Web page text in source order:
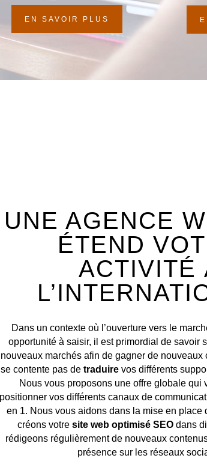
EN SAVOIR PLUS
UNE AGENCE
ÉTEND
ACTIVITÉ
Dans un contexte où l’ouverture vers le
opportunité à saisir, il est primordial de savoir
nouveaux marchés afin de gagner de nouveaux
se contente pas detraduirevos différents
Nous vous proposons une offre globale qui
positionner vos différents canaux de
en 1. Nous vous aidons dans la mise en place
créons votre site web optimisé SEOdans
rédigeons régulièrement de nouveaux
présence sur les réseaux